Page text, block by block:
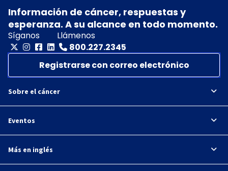
Información de cáncer, respuestas y
esperanza. A su alcance en todo momento.
Síganos
Llámenos
800.227.2345
Registrarse con correo electrónico
Sobre el cáncer
Eventos
Más en inglés